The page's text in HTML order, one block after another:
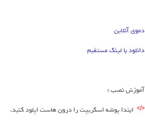
دموی آنلاین
دانلود با لینک مستقیم
آموزش نصب :
ابتدا پوشه اسکریپت را درون هاست اپلود کنید.